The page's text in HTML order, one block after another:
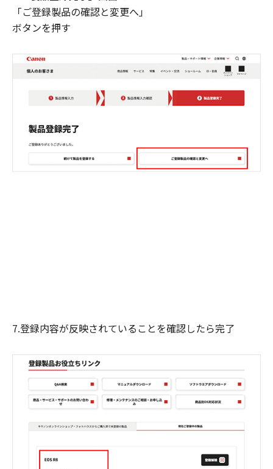
「ご登録製品の確認と変更へ」
ボタンを押す
7.登録内容が反映されていることを確認したら完了